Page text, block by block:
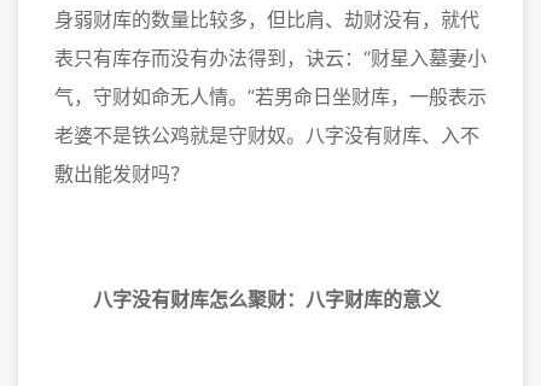
身弱财库的数量比较多，但比肩、劫财没有，就代
表只有库存而没有办法得到，诀云：“财星入墓妻小
气，守财如命无人情。”若男命日坐财库，一般表示
老婆不是铁公鸡就是守财奴。八字没有财库、入不
敷出能发财吗？
八字没有财库怎么聚财：八字财库的意义